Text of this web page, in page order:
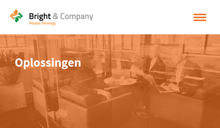
HOME
OPLOSSINGEN
CASES
INSPIRATIE
Oplossingen